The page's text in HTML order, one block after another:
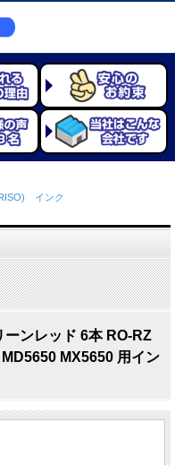
インク
ーンレッド 6本 RO-RZ
MX5650 用イン